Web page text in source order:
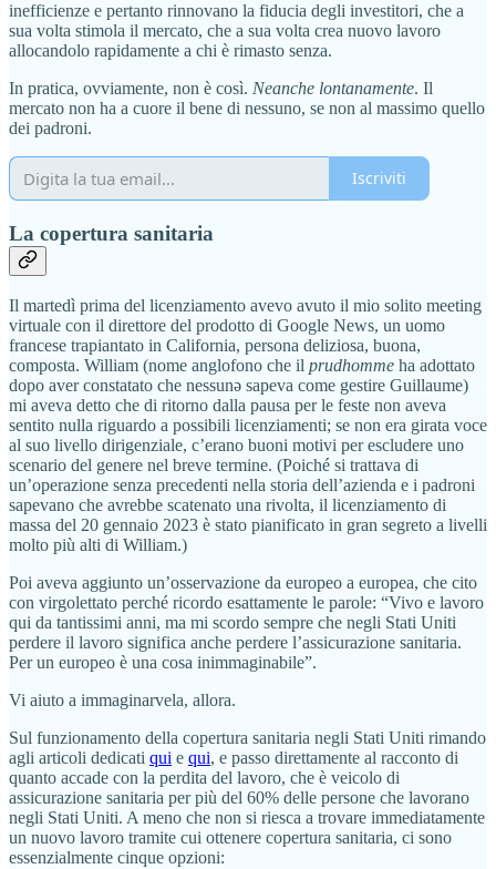
inefficienze e pertanto rinnovano la fiducia degli investitori, che a
sua volta stimola il mercato, che a sua volta crea nuovo lavoro
allocandolo rapidamente a chi è rimasto senza.
In pratica, ovviamente, non è così. Neanche lontanamente. Il
mercato non ha a cuore il bene di nessuno, se non al massimo quello
dei padroni.
Iscriviti
La copertura sanitaria
Il martedì prima del licenziamento avevo avuto il mio solito meeting
virtuale con il direttore del prodotto di Google News, un uomo
francese trapiantato in California, persona deliziosa, buona,
composta. William (nome anglofono che il prudhomme ha adottato
dopo aver constatato che nessunə sapeva come gestire Guillaume)
mi aveva detto che di ritorno dalla pausa per le feste non aveva
sentito nulla riguardo a possibili licenziamenti; se non era girata voce
al suo livello dirigenziale, c’erano buoni motivi per escludere uno
scenario del genere nel breve termine. (Poiché si trattava di
un’operazione senza precedenti nella storia dell’azienda e i padroni
sapevano che avrebbe scatenato una rivolta, il licenziamento di
massa del 20 gennaio 2023 è stato pianificato in gran segreto a livelli
molto più alti di William.)
Poi aveva aggiunto un’osservazione da europeo a europea, che cito
con virgolettato perché ricordo esattamente le parole: “Vivo e lavoro
qui da tantissimi anni, ma mi scordo sempre che negli Stati Uniti
perdere il lavoro significa anche perdere l’assicurazione sanitaria.
Per un europeo è una cosa inimmaginabile”.
Vi aiuto a immaginarvela, allora.
Sul funzionamento della copertura sanitaria negli Stati Uniti rimando
agli articoli dedicati qui e qui, e passo direttamente al racconto di
quanto accade con la perdita del lavoro, che è veicolo di
assicurazione sanitaria per più del 60% delle persone che lavorano
negli Stati Uniti. A meno che non si riesca a trovare immediatamente
un nuovo lavoro tramite cui ottenere copertura sanitaria, ci sono
essenzialmente cinque opzioni: